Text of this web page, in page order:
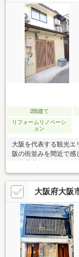
2階建て
リフォームリノベーシ
ョン
大阪を代表する観光エ
阪の街並みを間近で感
ます。スパワールドや
スーパーも近く、観光
大阪府大阪